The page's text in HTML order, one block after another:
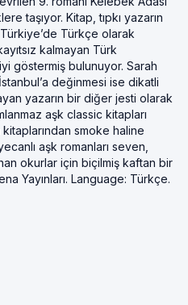
taşıyor. Kitap, tıpkı yazarın
Türkçe olarak
kalmayan Türk
göstermiş bulunuyor. Sarah
değinmesi ise dikatli
yazarın bir diğer jesti olarak
aşk classic kitapları
smoke haline
aşk romanları seven,
okurlar için biçilmiş kaftan bir
Yayınları. Language: Türkçe.